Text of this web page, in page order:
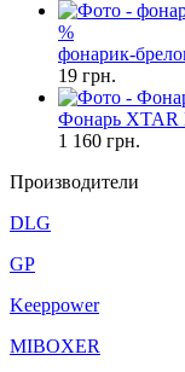
%
фонарик-
19 грн.
Фонарь XTAR
1 160 грн.
Производители
DLG
GP
Keeppower
MIBOXER